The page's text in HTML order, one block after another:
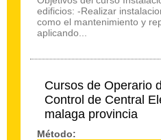
edificios: -Realizar
como el mantenimiento y
aplicando...
Cursos de Operario
Control de Central
malaga provincia
Método: